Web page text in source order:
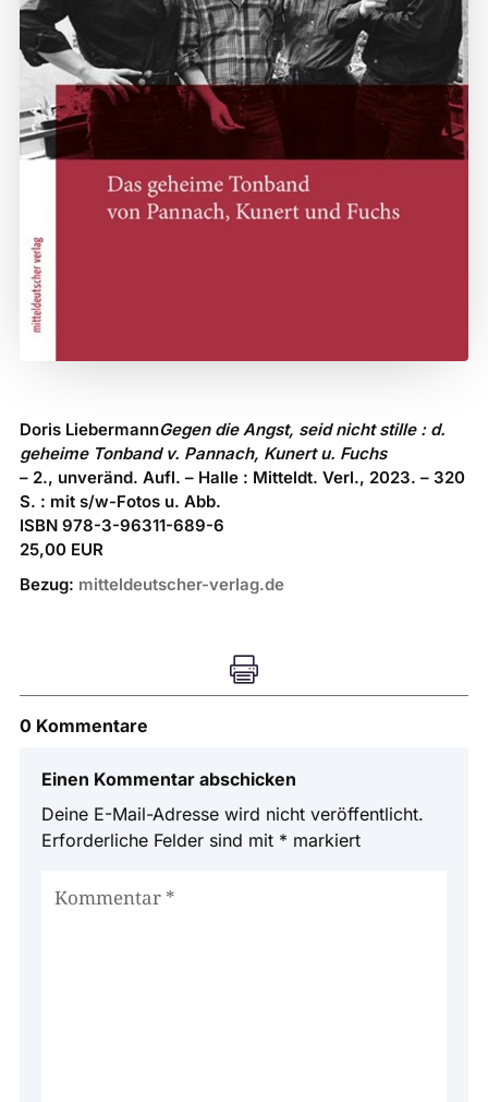
Doris LiebermannGegen die Angst, seid nicht stille : d.
geheime Tonband v. Pannach, Kunert u. Fuchs
– 2., unveränd. Aufl. – Halle : Mitteldt. Verl., 2023. – 320
S. : mit s/w-Fotos u. Abb.
ISBN 978-3-96311-689-6
25,00 EUR
Bezug: mitteldeutscher-verlag.de

0 Kommentare
Einen Kommentar abschicken
Deine E-Mail-Adresse wird nicht veröffentlicht.
Erforderliche Felder sind mit * markiert